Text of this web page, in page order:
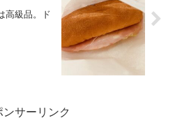
高級品。ド
ンサーリンク